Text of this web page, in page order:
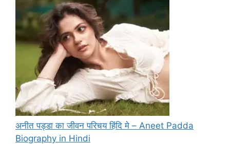
अनीत पड्डा का जीवन परिचय हिंदि मे – Aneet Padda
Biography in Hindi